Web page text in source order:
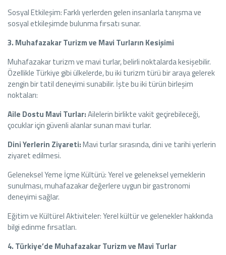
Sosyal Etkileşim: Farklı yerlerden gelen insanlarla tanışma ve
sosyal etkileşimde bulunma fırsatı sunar.
3. Muhafazakar Turizm ve Mavi Turların Kesişimi
Muhafazakar turizm ve mavi turlar, belirli noktalarda kesişebilir.
Özellikle Türkiye gibi ülkelerde, bu iki turizm türü bir araya gelerek
zengin bir tatil deneyimi sunabilir. İşte bu iki türün birleşim
noktaları:
Aile Dostu Mavi Turlar:Ailelerin birlikte vakit geçirebileceği,
çocuklar için güvenli alanlar sunan mavi turlar.
Dini Yerlerin Ziyareti:Mavi turlar sırasında, dini ve tarihi yerlerin
ziyaret edilmesi.
Geleneksel Yeme İçme Kültürü: Yerel ve geleneksel yemeklerin
sunulması, muhafazakar değerlere uygun bir gastronomi
deneyimi sağlar.
Eğitim ve Kültürel Aktiviteler: Yerel kültür ve gelenekler hakkında
bilgi edinme fırsatları.
4. Türkiye’de Muhafazakar Turizm ve Mavi Turlar